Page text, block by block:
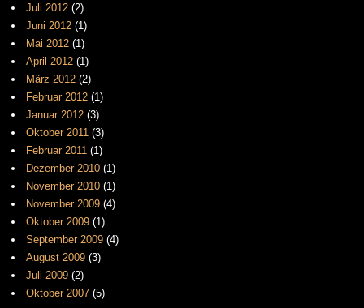
Juli 2012 (2)
Juni 2012 (1)
Mai 2012 (1)
April 2012 (1)
März 2012 (2)
Februar 2012 (1)
Januar 2012 (3)
Oktober 2011 (3)
Februar 2011 (1)
Dezember 2010 (1)
November 2010 (1)
November 2009 (4)
Oktober 2009 (1)
September 2009 (4)
August 2009 (3)
Juli 2009 (2)
Oktober 2007 (5)